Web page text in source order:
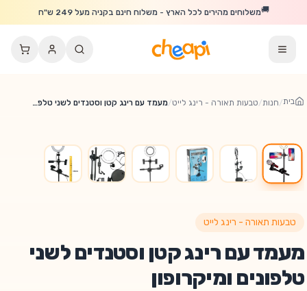
דלג לתוכן הראשי
🚚משלוחים מהירים לכל הארץ - משלוח חינם בקניה מעל 249 ש"ח
בית/חנות/טבעות תאורה - רינג לייט/ מעמד עם רינג קטן וסטנדים לשני טלפונים ומיקרופון
🔥
30% הנחה!
טבעות תאורה - רינג לייט
מעמד עם רינג קטן וסטנדים לשני
טלפונים ומיקרופון